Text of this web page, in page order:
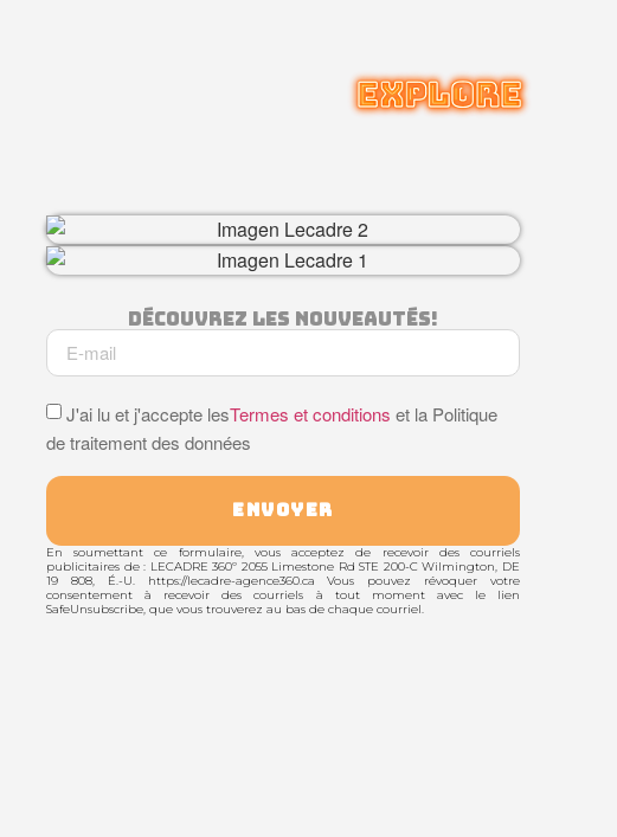
Découvrez Les Nouveautés!
J'ai lu et j'accepte lesTermes et conditions et la Politique
de traitement des données
ENVOYER
En soumettant ce formulaire, vous acceptez de recevoir des courriels
publicitaires de : LECADRE 360º 2055 Limestone Rd STE 200-C Wilmington, DE
19 808, É.-U. https://lecadre-agence360.ca Vous pouvez révoquer votre
consentement à recevoir des courriels à tout moment avec le lien
SafeUnsubscribe, que vous trouverez au bas de chaque courriel.